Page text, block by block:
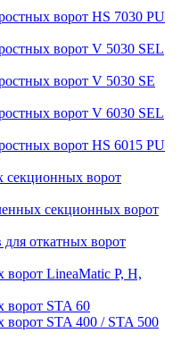
ворот HS 7030 PU
ворот V 5030 SEL
ворот V 5030 SE
ворот V 6030 SEL
ворот HS 6015 PU
секционных ворот
секционных ворот
для откатных ворот
LineaMatic P, H,
ворот STA 60
ворот STA 400 / STA 500